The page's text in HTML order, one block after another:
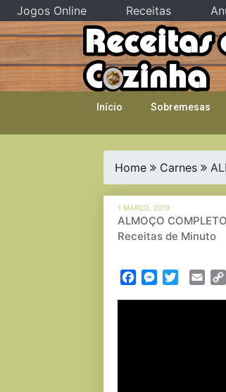
Skip
to
content
Início Sobremesas
Home Carnes
1 MARÇO, 2019
ALMOÇO
Receitas de Minuto
FacebookMessenger
TwitterEmail
Jogos Online Receitas